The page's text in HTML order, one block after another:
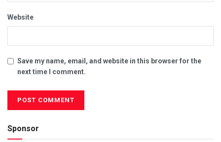
Website
Save my name, email, and website in this browser for the
next time I comment.
Sponsor